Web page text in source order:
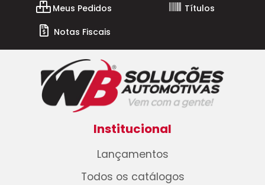
Meus Pedidos
Títulos
Notas Fiscais
Institucional
Lançamentos
Todos os catálogos